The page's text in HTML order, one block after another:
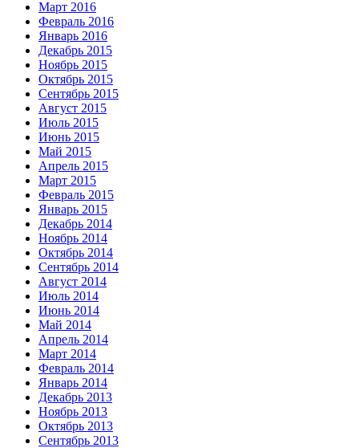
Март 2016
Февраль 2016
Январь 2016
Декабрь 2015
Ноябрь 2015
Октябрь 2015
Сентябрь 2015
Август 2015
Июль 2015
Июнь 2015
Май 2015
Апрель 2015
Март 2015
Февраль 2015
Январь 2015
Декабрь 2014
Ноябрь 2014
Октябрь 2014
Сентябрь 2014
Август 2014
Июль 2014
Июнь 2014
Май 2014
Апрель 2014
Март 2014
Февраль 2014
Январь 2014
Декабрь 2013
Ноябрь 2013
Октябрь 2013
Сентябрь 2013